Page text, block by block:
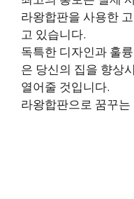
라왕합판을 사용한
고 있습니다.
독특한 디자인과 훌
은 당신의 집을 향상
열어줄 것입니다.
라왕합판으로 꿈꾸